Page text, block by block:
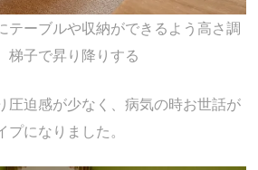
テーブルや収納ができるよう高さ調
梯子で昇り降りする
圧迫感が少なく、病気の時お世話が
になりました。